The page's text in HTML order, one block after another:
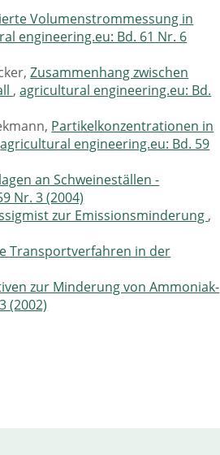
Volumenstrommessung in
engineering.eu: Bd. 61 Nr. 6
Zusammenhang zwischen
,agricultural engineering.eu: Bd.
Partikelkonzentrationen in
agricultural engineering.eu: Bd. 59
an Schweineställen -
Nr. 3 (2004)
zur Emissionsminderung ,
Transportverfahren in der
zur Minderung von Ammoniak-
(2002)